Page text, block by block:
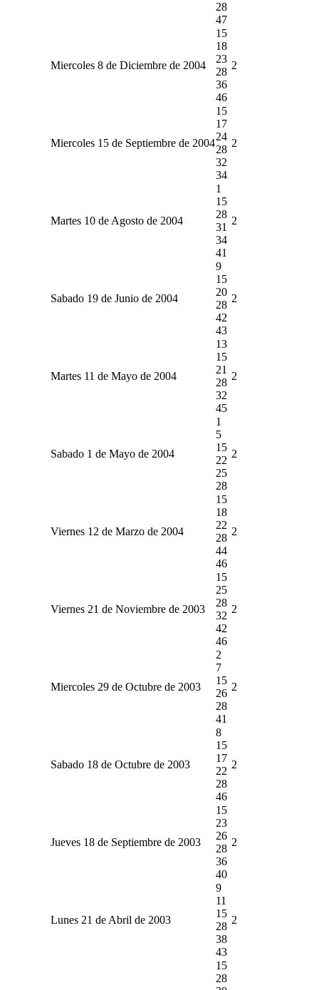
28
47
Miercoles 8 de Diciembre de 2004
15
18
23
28
36
46
2
Miercoles 15 de Septiembre de 2004
15
17
24
28
32
34
2
Martes 10 de Agosto de 2004
1
15
28
31
34
41
2
Sabado 19 de Junio de 2004
9
15
20
28
42
43
2
Martes 11 de Mayo de 2004
13
15
21
28
32
45
2
Sabado 1 de Mayo de 2004
1
5
15
22
25
28
2
Viernes 12 de Marzo de 2004
15
18
22
28
44
46
2
Viernes 21 de Noviembre de 2003
15
25
28
32
42
46
2
Miercoles 29 de Octubre de 2003
2
7
15
26
28
41
2
Sabado 18 de Octubre de 2003
8
15
17
22
28
46
2
Jueves 18 de Septiembre de 2003
15
23
26
28
36
40
2
Lunes 21 de Abril de 2003
9
11
15
28
38
43
2
15
28